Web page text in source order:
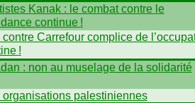
Kanak : le combat contre le
continue !
Carrefour complice de
!
: non au muselage de la solidarité
palestiniennes